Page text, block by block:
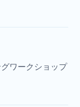
ワークショップ